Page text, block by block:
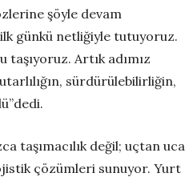
şöyle devam
günkü netliğiyle tutuyoruz.
Artık adımız
sürdürülebilirliğin,
taşımacılık değil; uçtan uca
çözümleri sunuyor. Yurt